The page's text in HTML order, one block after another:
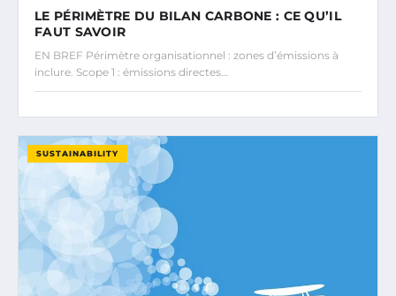
LE PÉRIMÈTRE DU BILAN CARBONE : CE QU’IL
FAUT SAVOIR
EN BREF Périmètre organisationnel : zones d’émissions à
inclure. Scope 1 : émissions directes…
SUSTAINABILITY